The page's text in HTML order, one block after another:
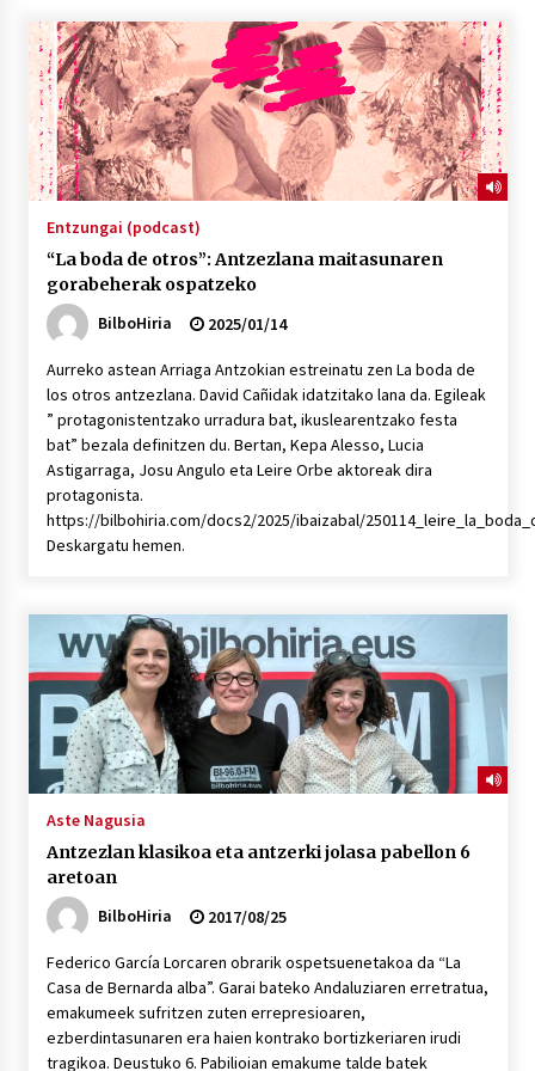
“Hiztegi bat” Gorka Urbizuk idatzitako letren
hiztegia
2026/07/23
Bakaikuko barnetegitik gazteek egindako saio
berezia
Tuba eta bonbardinoaren astea, Bilboko
Kontserbatorioan protagonista
2026/07/16
2026/07/15
2026/07/09
2026/07/09
Larunbatean Plentziako Itsas Martxa ospatuko
da
2026/07/07
2026/07/07
Auritz Iñurrietaren margoak ikusgai
2026/07/03
SOINUGELA: Paul McCartney eta Ringo Starr-en
lan berriak
Entzungai (podcast)
“La boda de otros”: Antzezlana maitasunaren
gorabeherak ospatzeko
BilboHiria
2025/01/14
Aurreko astean Arriaga Antzokian estreinatu zen La boda de
los otros antzezlana. David Cañidak idatzitako lana da. Egileak
” protagonistentzako urradura bat, ikuslearentzako festa
bat” bezala definitzen du. Bertan, Kepa Alesso, Lucia
Astigarraga, Josu Angulo eta Leire Orbe aktoreak dira
protagonista.
https://bilbohiria.com/docs2/2025/ibaizabal/
Deskargatu hemen.
Aste Nagusia
Antzezlan klasikoa eta antzerki jolasa pabellon 6
aretoan
BilboHiria
2017/08/25
Federico García Lorcaren obrarik ospetsuenetakoa da “La
Casa de Bernarda alba”. Garai bateko Andaluziaren erretratua,
emakumeek sufritzen zuten errepresioaren,
ezberdintasunaren era haien kontrako bortizkeriaren irudi
tragikoa. Deustuko 6. Pabilioian emakume talde batek